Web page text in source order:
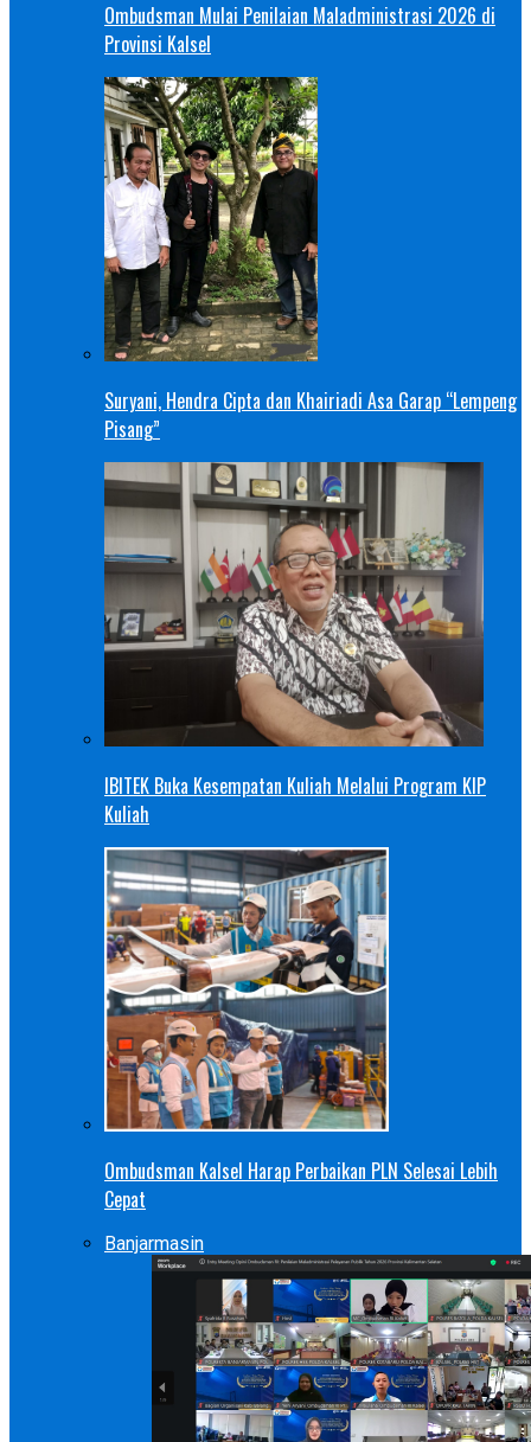
Ombudsman Mulai Penilaian Maladministrasi 2026 di
Provinsi Kalsel
Suryani, Hendra Cipta dan Khairiadi Asa Garap “Lempeng
Pisang”
IBITEK Buka Kesempatan Kuliah Melalui Program KIP
Kuliah
Ombudsman Kalsel Harap Perbaikan PLN Selesai Lebih
Cepat
Banjarmasin